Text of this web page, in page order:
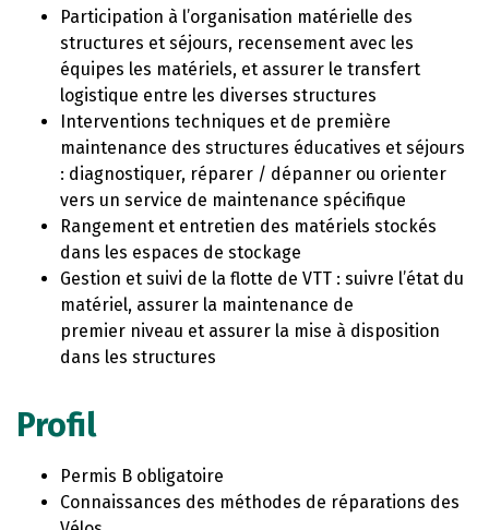
Participation à l’organisation matérielle des
structures et séjours, recensement avec les
équipes les matériels, et assurer le transfert
logistique entre les diverses structures
Interventions techniques et de première
maintenance des structures éducatives et séjours
: diagnostiquer, réparer / dépanner ou orienter
vers un service de maintenance spécifique
Rangement et entretien des matériels stockés
dans les espaces de stockage
Gestion et suivi de la flotte de VTT : suivre l’état du
matériel, assurer la maintenance de
premier niveau et assurer la mise à disposition
dans les structures
Profil
Permis B obligatoire
Connaissances des méthodes de réparations des